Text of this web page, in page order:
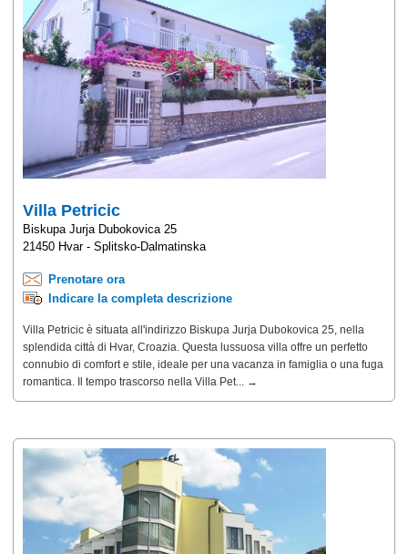
Villa Petricic
Biskupa Jurja Dubokovica 25
21450 Hvar - Splitsko-Dalmatinska
Prenotare ora
Indicare la completa descrizione
Villa Petricic è situata all'indirizzo Biskupa Jurja Dubokovica 25, nella
splendida città di Hvar, Croazia. Questa lussuosa villa offre un perfetto
connubio di comfort e stile, ideale per una vacanza in famiglia o una fuga
romantica. Il tempo trascorso nella Villa Pet... →